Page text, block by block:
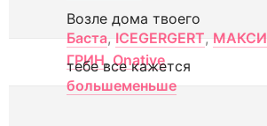
Возле дома твоего
Баста, ICEGERGERT, МАКСИ
ГРИН, Onative
тебе все кажется
большеменьше